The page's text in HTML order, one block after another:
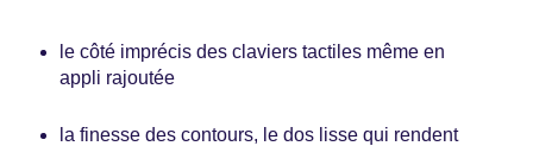
le côté imprécis des claviers tactiles même en
appli rajoutée
la finesse des contours, le dos lisse qui rendent